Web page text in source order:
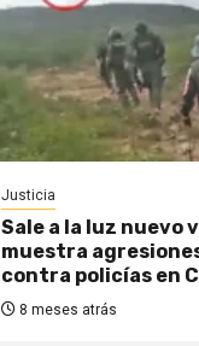
Justicia
Sale a la luz nuevo
muestra
contra policías en
8 meses atrás